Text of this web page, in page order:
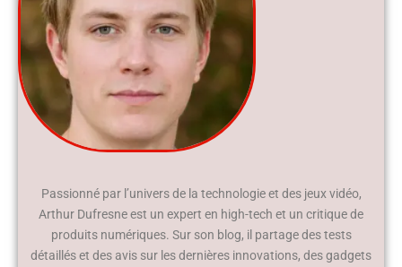
Passionné par l’univers de la technologie et des jeux vidéo,
Arthur Dufresne est un expert en high-tech et un critique de
produits numériques. Sur son blog, il partage des tests
détaillés et des avis sur les dernières innovations, des gadgets